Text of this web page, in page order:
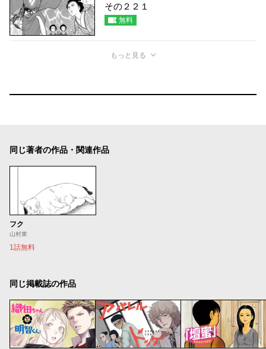
その２２１
無料
もっと見る
同じ著者の作品・関連作品
フク
山村東
1話無料
同じ掲載誌の作品